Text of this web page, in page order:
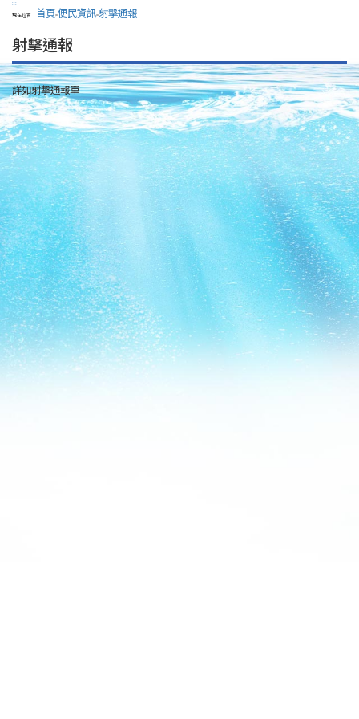
:::
現在位置： 首頁>便民資訊>射擊通報
射擊通報
詳如射擊通報單